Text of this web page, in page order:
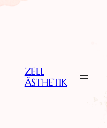
ZELL
ÄSTHETIK